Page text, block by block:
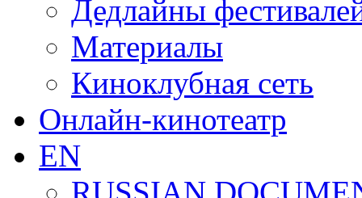
Дедлайны
Материалы
Киноклубная сеть
Онлайн-кинотеатр
EN